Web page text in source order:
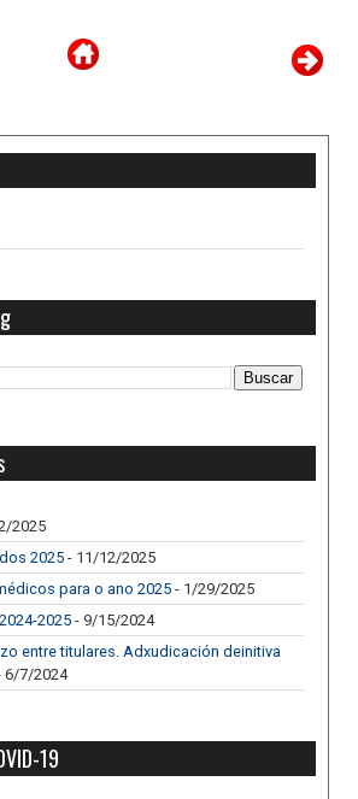
2025
2025 - 11/12/2025
para o ano 2025 - 1/29/2025
2025 - 9/15/2024
entre titulares. Adxudicación deinitiva
6/7/2024
19